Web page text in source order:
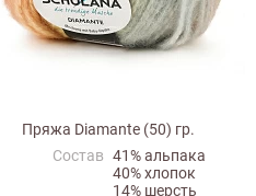
Пряжа Diamante (50) гр.
Состав 41% альпака
40% хлопок
14% шерсть